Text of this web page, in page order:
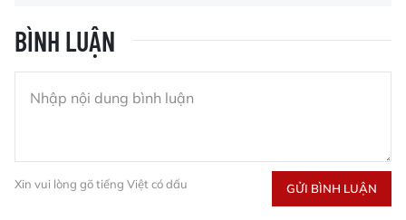
BÌNH LUẬN
Xin vui lòng gõ tiếng Việt có dấu GỬI BÌNH LUẬN